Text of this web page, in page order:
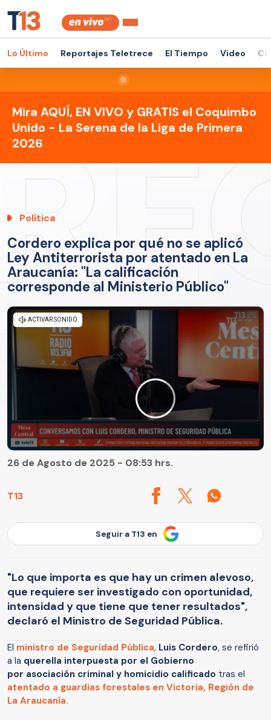
Lo Último Reportajes Teletrece El Tiempo Video
Mira AQUÍ, EN VIVO y GRATIS el Coquimbo
Unido - La Serena de la Liga de Primera
2026
Política
Cordero explica por qué no se aplicó
Ley Antiterrorista por atentado en La
Araucanía: "La calificación
corresponde al Ministerio Público"
T13
26 de Agosto de 2025 - 08:53 hrs.
Seguir a T13 en
"Lo que importa es que hay un crimen alevoso,
que requiere ser investigado con oportunidad,
intensidad y que tiene que tener resultados",
declaró el Ministro de Seguridad Pública.
El ministro de Seguridad Pública, Luis Cordero, se refirió
a la querella interpuesta por el Gobierno
por asociación criminal y homicidio calificado tras el
atentado a guardias forestales en Victoria, Región de
La Araucanía.